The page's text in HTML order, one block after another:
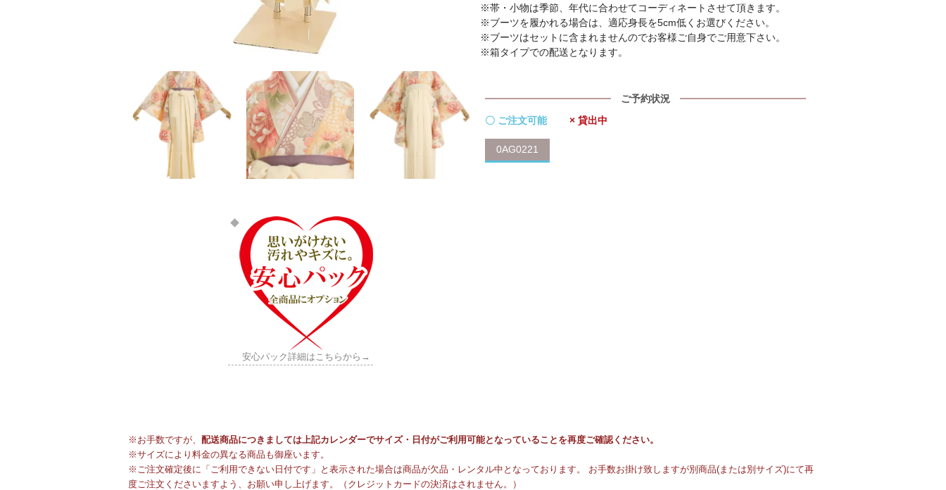
安心パック詳細はこちらから→
※帯・小物は季節、年代に合わせてコーディネートさせて頂きます。
※ブーツを履かれる場合は、適応身長を5cm低くお選びください。
※ブーツはセットに含まれませんのでお客様ご自身でご用意下さい。
※箱タイプでの配送となります。
ご予約状況
〇 ご注文可能
× 貸出中
0AG0221
※お手数ですが、 配送商品につきましては上記カレンダーでサイズ・日付がご利用可能となっていることを再度ご確認ください。
※サイズにより料金の異なる商品も御座います。
※ご注文確定後に「ご利用できない日付です」と表示された場合は商品が欠品・レンタル中となっております。 お手数お掛け致しますが別商品(または別サイズ)にて再
度ご注文くださいますよう、お願い申し上げます。（クレジットカードの決済はされません。）